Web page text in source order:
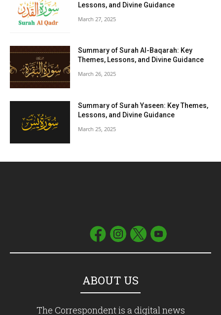
Lessons, and Divine Guidance
March 27, 2025
Summary of Surah Al-Baqarah: Key
Themes, Lessons, and Divine Guidance
March 26, 2025
Summary of Surah Yaseen: Key Themes,
Lessons, and Divine Guidance
March 25, 2025
ABOUT US
The Correspondent is a digital news